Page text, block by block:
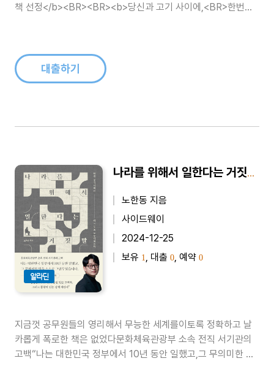
책 선정</b><BR><BR><b>당신과 고기 사이에,<BR>한번쯤
대출하기
알라딘
나라를 위해서 일한다는 거짓말 - 한국 공직사회는 왜 그토록 무능해졌는가
노한동 지음
사이드웨이
2024-12-25
보유 1 , 대출 0 , 예약 0
지금껏 공무원들의 영리해서 무능한 세계를이토록 정확하고 날
카롭게 폭로한 책은 없었다문화체육관광부 소속 전직 서기관의
고백“나는 대한민국 정부에서 10년 동안 일했고,그 무의미한 일